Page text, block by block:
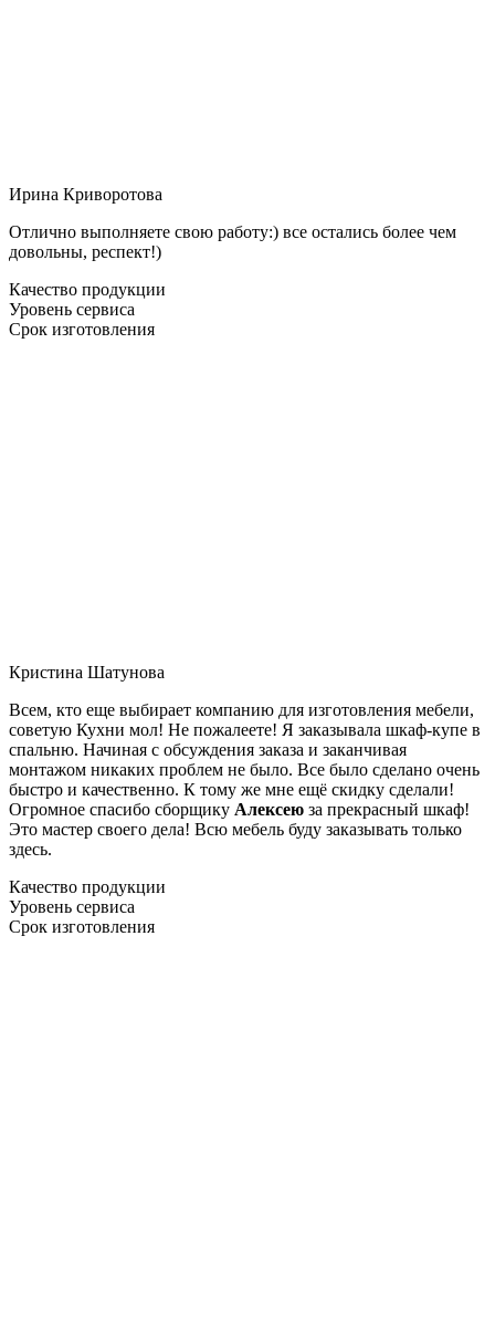
Ирина Криворотова
Отлично выполняете свою работу:) все остались более чем
довольны, респект!)
Качество продукции
Уровень сервиса
Срок изготовления
Кристина Шатунова
Всем, кто еще выбирает компанию для изготовления мебели,
советую Кухни мол! Не пожалеете! Я заказывала шкаф-купе в
спальню. Начиная с обсуждения заказа и заканчивая
монтажом никаких проблем не было. Все было сделано очень
быстро и качественно. К тому же мне ещё скидку сделали!
Огромное спасибо сборщику Алексею за прекрасный шкаф!
Это мастер своего дела! Всю мебель буду заказывать только
здесь.
Качество продукции
Уровень сервиса
Срок изготовления